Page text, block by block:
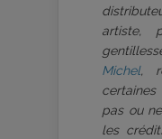
artiste,
Michel,
pas ou
les